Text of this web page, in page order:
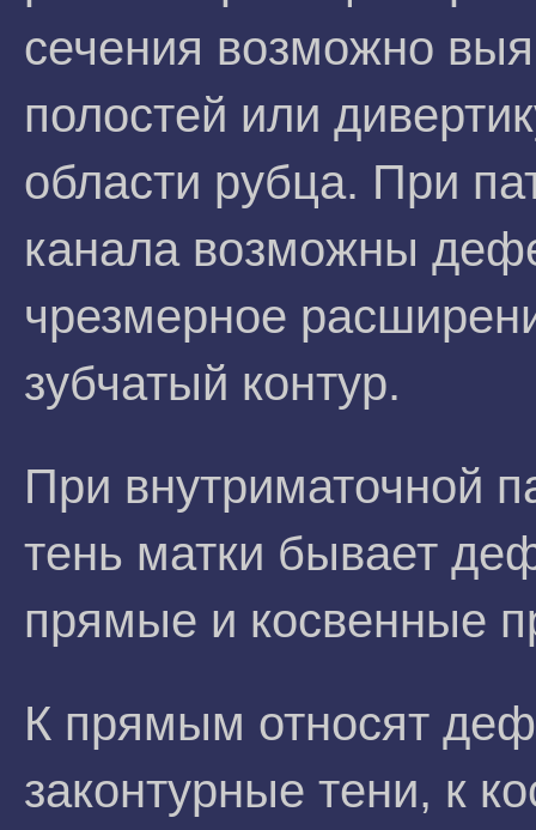
сечения возможно
полостей или
области рубца. При
канала возможны
чрезмерное
зубчатый контур.
При внутриматочной
тень матки бывает
прямые и косвенные
К прямым относят
законтурные тени, к